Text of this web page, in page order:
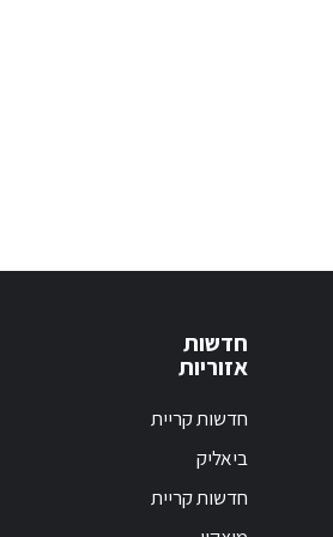
חדשות
אזוריות
חדשות קריית
ביאליק
חדשות קריית